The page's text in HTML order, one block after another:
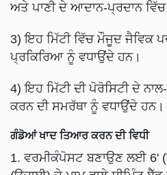
ਅਤੇ ਪਾਣੀ ਦੇ ਆਦਾਨ-ਪ੍ਰਦਾਨ ਵਿੱਚ
3) ਇਹ ਮਿੱਟੀ ਵਿੱਚ ਮੌਜੂਦ ਜੈਵਿਕ
ਪ੍ਰਕਿਰਿਆ ਨੂੰ ਵਧਾਉਂਦੇ ਹਨ।
4) ਇਹ ਮਿੱਟੀ ਦੀ ਪੋਰੋਸਿਟੀ ਦੇ
ਕਰਨ ਦੀ ਸਮਰੱਥਾ ਨੂੰ ਵਧਾਉਂਦੇ ਹਨ।
ਗੰਡੋਆਂ ਖਾਦ ਤਿਆਰ ਕਰਨ ਦੀ ਵਿਧੀ
1. ਵਰਮੀਕੰਪੋਸਟ ਬਣਾਉਣ ਲਈ 6'